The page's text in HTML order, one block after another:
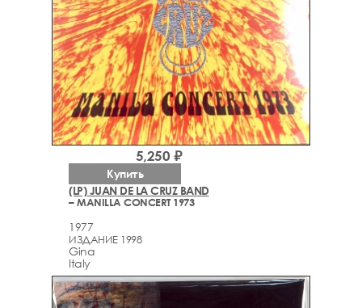
(LP) JUAN DE LA CRUZ BAND
– MANILLA CONCERT 1973
1977
ИЗДАНИЕ 1998
Gina
Italy
5,250 ₽
Купить